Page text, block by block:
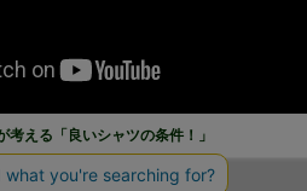
ご利用ガイド
お問い合わせ
考える「良いシャツの条件！」